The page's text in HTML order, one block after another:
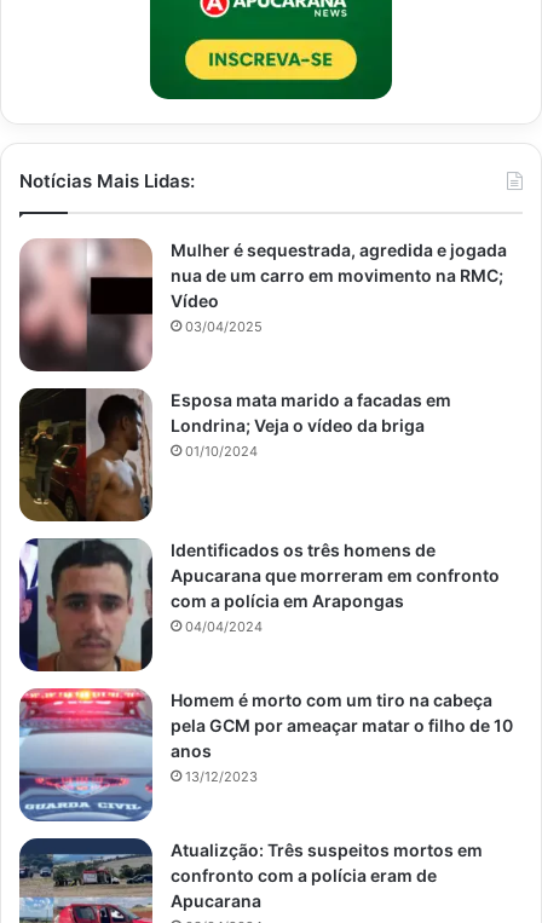
Notícias Mais Lidas:
Mulher é sequestrada, agredida e jogada
nua de um carro em movimento na RMC;
Vídeo
03/04/2025
Esposa mata marido a facadas em
Londrina; Veja o vídeo da briga
01/10/2024
Identificados os três homens de
Apucarana que morreram em confronto
com a polícia em Arapongas
04/04/2024
Homem é morto com um tiro na cabeça
pela GCM por ameaçar matar o filho de 10
anos
13/12/2023
Atualizção: Três suspeitos mortos em
confronto com a polícia eram de
Apucarana